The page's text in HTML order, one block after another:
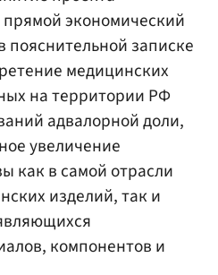
экономический
записке
медицинских
на территории РФ
адвалорной доли,
увеличение
как в самой отрасли
изделий, так и
компонентов и